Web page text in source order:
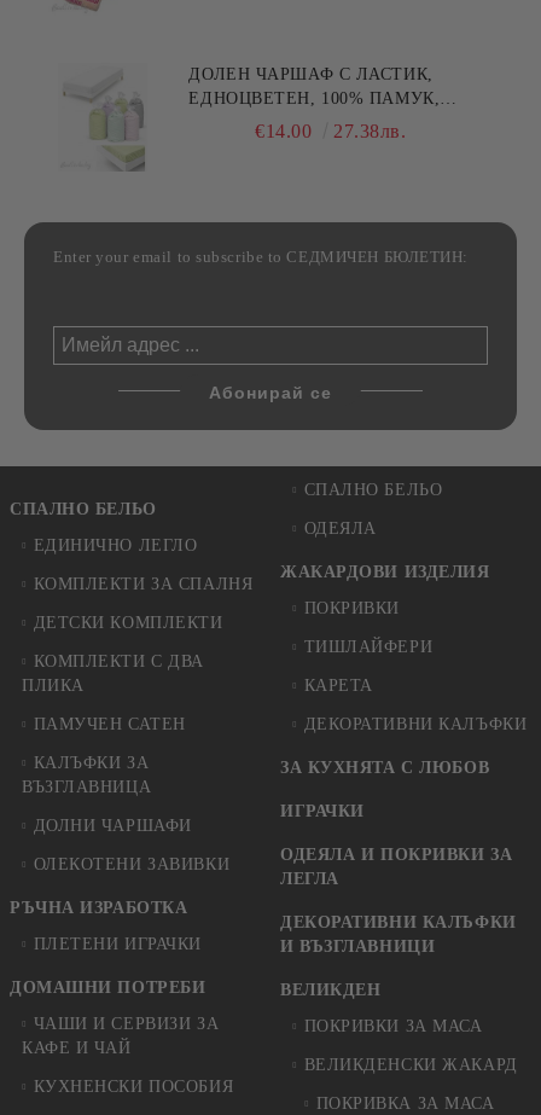
ДОЛЕН ЧАРШАФ С ЛАСТИК,
ЕДНОЦВЕТЕН, 100% ПАМУК,
РАЗЛИЧНИ РАЗМЕРИ
€14.00 27.38лв.
Enter your email to subscribe to СЕДМИЧЕН БЮЛЕТИН:
СПАЛНО БЕЛЬО
ЕДИНИЧНО ЛЕГЛО
КОМПЛЕКТИ ЗА СПАЛНЯ
ДЕТСКИ КОМПЛЕКТИ
КОМПЛЕКТИ С ДВА
ПЛИКА
ПАМУЧЕН САТЕН
КАЛЪФКИ ЗА
ВЪЗГЛАВНИЦА
ДОЛНИ ЧАРШАФИ
ОЛЕКОТЕНИ ЗАВИВКИ
РЪЧНА ИЗРАБОТКА
ПЛЕТЕНИ ИГРАЧКИ
ДОМАШНИ ПОТРЕБИ
ЧАШИ И СЕРВИЗИ ЗА
КАФЕ И ЧАЙ
КУХНЕНСКИ ПОСОБИЯ
СПАЛНО БЕЛЬО
ОДЕЯЛА
ЖАКАРДОВИ ИЗДЕЛИЯ
ПОКРИВКИ
ТИШЛАЙФЕРИ
КАРЕТА
ДЕКОРАТИВНИ КАЛЪФКИ
ЗА КУХНЯТА С ЛЮБОВ
ИГРАЧКИ
ОДЕЯЛА И ПОКРИВКИ ЗА
ЛЕГЛА
ДЕКОРАТИВНИ КАЛЪФКИ
И ВЪЗГЛАВНИЦИ
ВЕЛИКДЕН
ПОКРИВКИ ЗА МАСА
ВЕЛИКДЕНСКИ ЖАКАРД
ПОКРИВКА ЗА МАСА